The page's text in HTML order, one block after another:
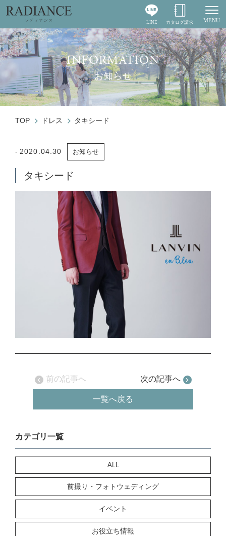
MENU
LINE カタログ請求
INFORMATION
お知らせ
TOP ドレス タキシード
2020.04.30 お知らせ
タキシード
前の記事へ 次の記事へ
一覧へ戻る
カテゴリ一覧
ALL
前撮り・フォトウェディング
イベント
お役立ち情報